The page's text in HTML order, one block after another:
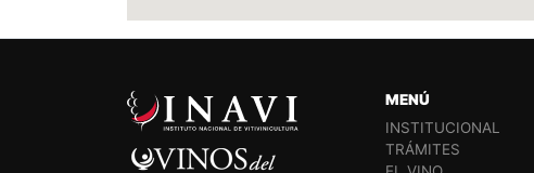
MENÚ
INSTITUCIONAL
TRÁMITES